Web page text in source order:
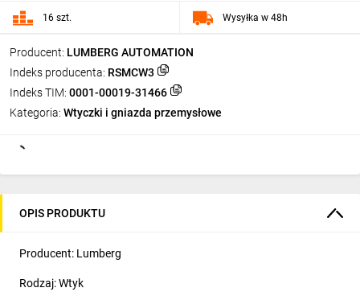
Producent: LUMBERG AUTOMATION
Indeks producenta: RSMCW3
Indeks TIM: 0001-00019-31466
Kategoria: Wtyczki i gniazda przemysłowe
16 szt. Wysyłka w 48h
OPIS PRODUKTU
Producent: Lumberg
Rodzaj: Wtyk